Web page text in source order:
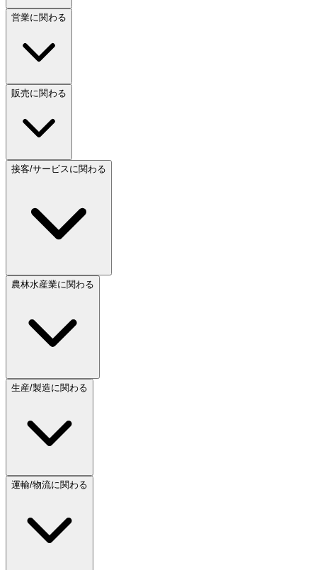
営業に関わる
販売に関わる
接客/サービスに関わる
農林水産業に関わる
生産/製造に関わる
運輸/物流に関わる